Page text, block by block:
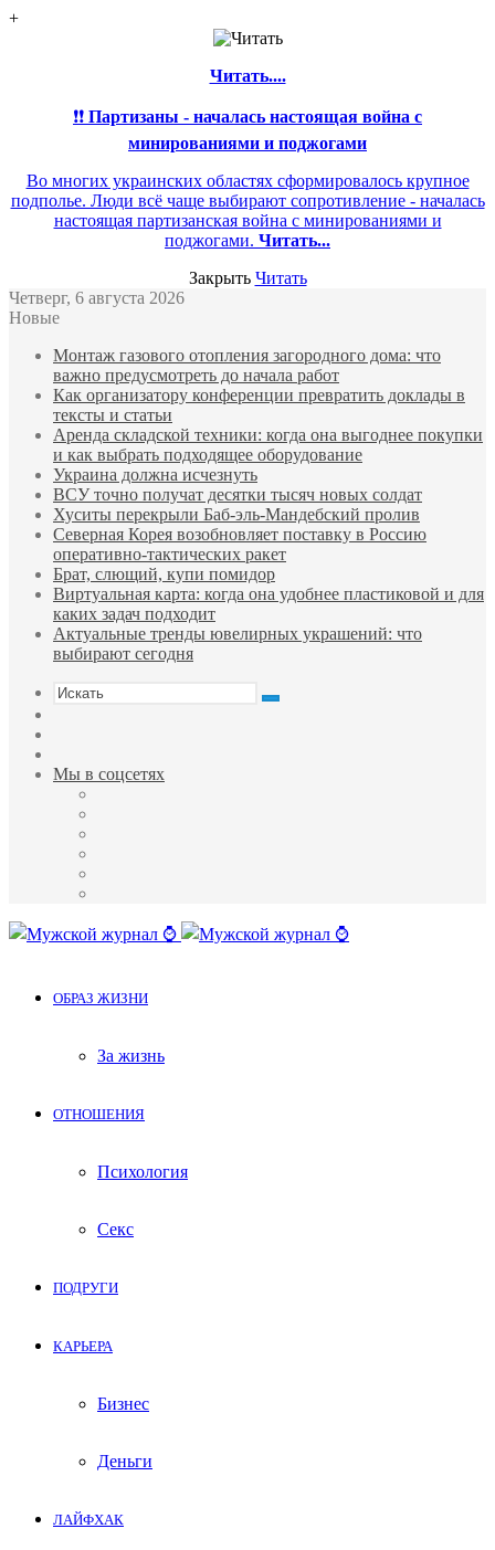
+
Читать....
❗❗ Партизаны - началась настоящая война с
минированиями и поджогами
Во многих украинских областях сформировалось крупное
подполье. Люди всё чаще выбирают сопротивление - началась
настоящая партизанская война с минированиями и
поджогами. Читать...
Закрыть Читать
Четверг, 6 августа 2026
Новые
Монтаж газового отопления загородного дома: что
важно предусмотреть до начала работ
Как организатору конференции превратить доклады в
тексты и статьи
Аренда складской техники: когда она выгоднее покупки
и как выбрать подходящее оборудование
Украина должна исчезнуть
ВСУ точно получат десятки тысяч новых солдат
Хуситы перекрыли Баб-эль-Мандебский пролив
Северная Корея возобновляет поставку в Россию
оперативно-тактических ракет
Брат, слющий, купи помидор
Виртуальная карта: когда она удобнее пластиковой и для
каких задач подходит
Актуальные тренды ювелирных украшений: что
выбирают сегодня
Искать
Мы в соцсетях
Меню
ОБРАЗ ЖИЗНИ
За жизнь
ОТНОШЕНИЯ
Психология
Секс
ПОДРУГИ
КАРЬЕРА
Бизнес
Деньги
ЛАЙФХАК